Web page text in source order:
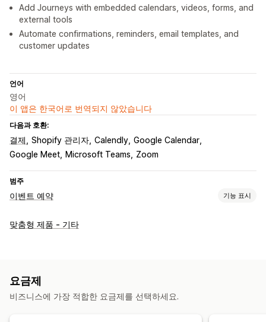
Add Journeys with embedded calendars, videos, forms, and
external tools
Automate confirmations, reminders, email templates, and
customer updates
언어
영어
이 앱은 한국어로 번역되지 않았습니다
다음과 호환:
결제 Shopify 관리자 Calendly Google Calendar
Google Meet
Microsoft Teams Zoom
범주
이벤트 예약 기능 표시
이벤트 유형
캘린더 일정
티켓 발행
데이터 동기화 실시간 업데이트
이메일 알림
맞춤형 제품 - 기타
요금제
비즈니스에 가장 적합한 요금제를 선택하세요.